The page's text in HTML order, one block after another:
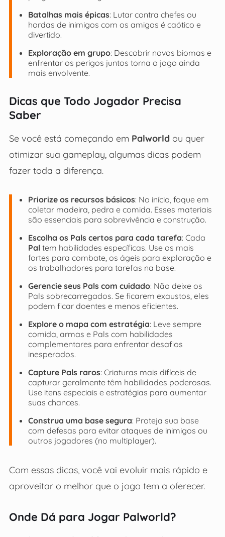
Batalhas mais épicas: Lutar contra chefes ou
hordas de inimigos com os amigos é caótico e
divertido.
Exploração em grupo: Descobrir novos biomas e
enfrentar os perigos juntos torna o jogo ainda
mais envolvente.
Dicas que Todo Jogador Precisa
Saber
Se você está começando em Palworldou quer
otimizar sua gameplay, algumas dicas podem
fazer toda a diferença.
Priorize os recursos básicos: No início, foque em
coletar madeira, pedra e comida. Esses materiais
são essenciais para sobrevivência e construção.
Escolha os Pals certos para cada tarefa: Cada
Paltem habilidades específicas. Use os mais
fortes para combate, os ágeis para exploração e
os trabalhadores para tarefas na base.
Gerencie seus Pals com cuidado: Não deixe os
Pals sobrecarregados. Se ficarem exaustos, eles
podem ficar doentes e menos eficientes.
Explore o mapa com estratégia: Leve sempre
comida, armas e Pals com habilidades
complementares para enfrentar desafios
inesperados.
Capture Pals raros: Criaturas mais difíceis de
capturar geralmente têm habilidades poderosas.
Use itens especiais e estratégias para aumentar
suas chances.
Construa uma base segura: Proteja sua base
com defesas para evitar ataques de inimigos ou
outros jogadores (no multiplayer).
Com essas dicas, você vai evoluir mais rápido e
aproveitar o melhor que o jogo tem a oferecer.
Onde Dá para Jogar Palworld?